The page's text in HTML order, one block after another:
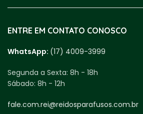
ENTRE EM CONTATO CONOSCO
WhatsApp: (17) 4009-3999
Segunda a Sexta: 8h - 18h
Sábado: 8h - 12h
fale.com.rei@reidosparafusos.com.br